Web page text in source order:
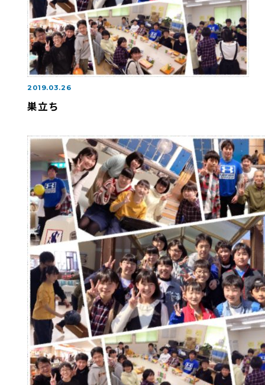
2019.03.26
巣立ち